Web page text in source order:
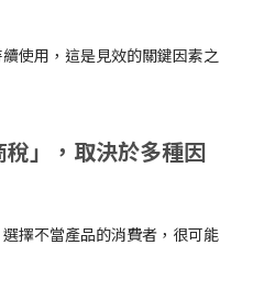
使用，這是見效的關鍵因素之
」，取決於多種因
擇不當產品的消費者，很可能